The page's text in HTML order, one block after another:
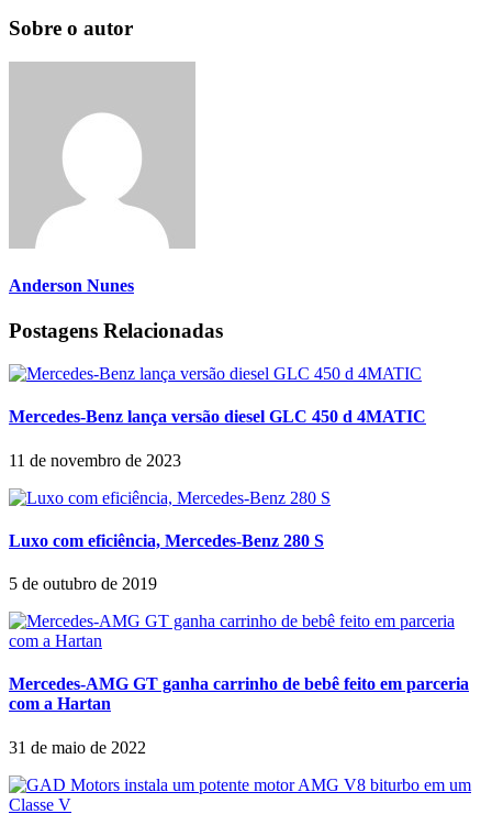
Sobre o autor
Anderson Nunes
Postagens Relacionadas
Mercedes-Benz lança versão diesel GLC 450 d 4MATIC
11 de novembro de 2023
Luxo com eficiência, Mercedes-Benz 280 S
5 de outubro de 2019
Mercedes-AMG GT ganha carrinho de bebê feito em parceria
com a Hartan
31 de maio de 2022